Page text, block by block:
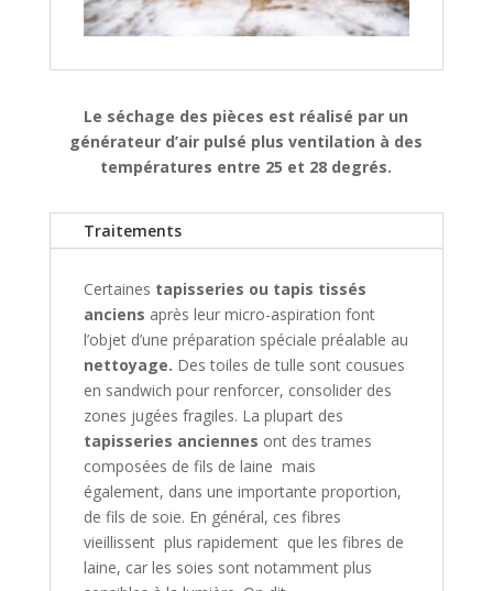
Le séchage des pièces est réalisé par un
générateur d’air pulsé plus ventilation à des
températures entre 25 et 28 degrés.
Traitements
Certaines tapisseries ou tapis tissés
anciens après leur micro-aspiration font
l’objet d’une préparation spéciale préalable au
nettoyage. Des toiles de tulle sont cousues
en sandwich pour renforcer, consolider des
zones jugées fragiles. La plupart des
tapisseries anciennes ont des trames
composées de fils de laine mais
également, dans une importante proportion,
de fils de soie. En général, ces fibres
vieillissent plus rapidement que les fibres de
laine, car les soies sont notamment plus